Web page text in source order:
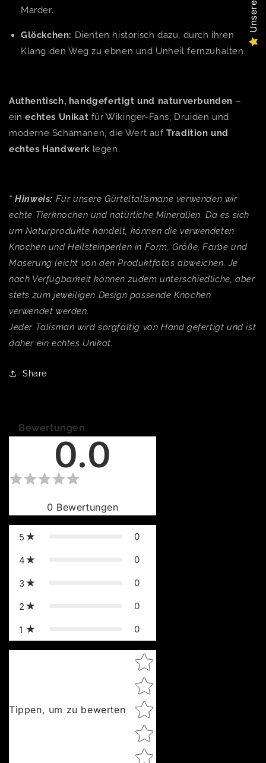
Marder.
Glöckchen: Dienten historisch dazu, durch ihren
Klang den Weg zu ebnen und Unheil fernzuhalten.
Authentisch, handgefertigt und naturverbunden –
einechtes Unikat für Wikinger-Fans, Druiden und
moderne Schamanen, die Wert aufTradition und
echtes Handwerk legen.
* Hinweis: Für unsere Gürteltalismane verwenden wir
echte Tierknochen und natürliche Mineralien. Da es sich
um Naturprodukte handelt, können die verwendeten
Knochen und Heilsteinperlen in Form, Größe, Farbe und
Maserung leicht von den Produktfotos abweichen. Je
nach Verfügbarkeit können zudem unterschiedliche, aber
stets zum jeweiligen Design passende Knochen
verwendet werden.
Jeder Talisman wird sorgfältig von Hand gefertigt und ist
daher ein echtes Unikat.
Share
Bewertungen
0.0
0 Bewertungen
5 0
4 0
3 0
2 0
1 0
Tippen, um zu bewerten
Star rating